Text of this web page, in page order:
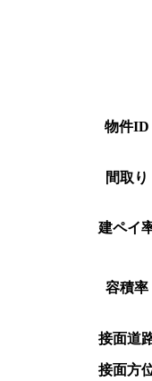
物件ID
間取り
建ペイ
容積率
接面道
接面方